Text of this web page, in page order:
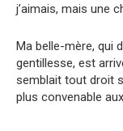
j’aimais, mais une
Ma belle-mère, qui
gentillesse, est
semblait tout droit
plus convenable